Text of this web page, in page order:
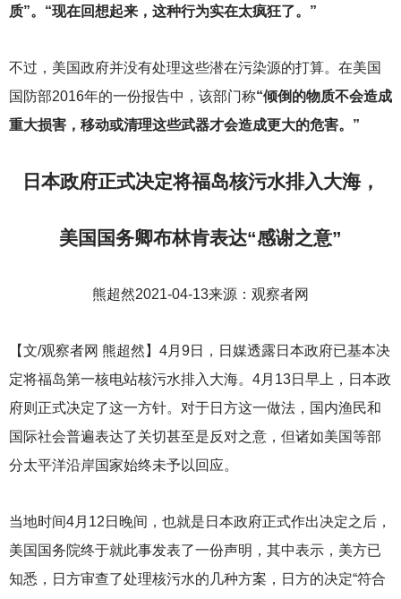
质”。“现在回想起来，这种行为实在太疯狂了。”
不过，美国政府并没有处理这些潜在污染源的打算。在美国
国防部2016年的一份报告中，该部门称“倾倒的物质不会造成
重大损害，移动或清理这些武器才会造成更大的危害。”
日本政府正式决定将福岛核污水排入大海，
美国国务卿布林肯表达“感谢之意”
熊超然2021-04-13来源：观察者网
【文/观察者网 熊超然】4月9日，日媒透露日本政府已基本决
定将福岛第一核电站核污水排入大海。4月13日早上，日本政
府则正式决定了这一方针。对于日方这一做法，国内渔民和
国际社会普遍表达了关切甚至是反对之意，但诸如美国等部
分太平洋沿岸国家始终未予以回应。
当地时间4月12日晚间，也就是日本政府正式作出决定之后，
美国国务院终于就此事发表了一份声明，其中表示，美方已
知悉，日方审查了处理核污水的几种方案，日方的决定“符合